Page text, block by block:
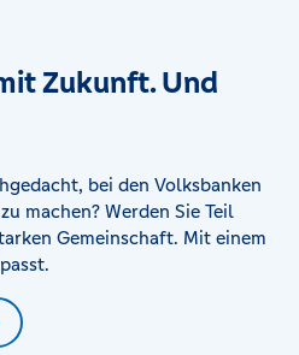
Zukunft. Und
bei den Volksbanken
machen? Werden Sie Teil
Gemeinschaft. Mit einem